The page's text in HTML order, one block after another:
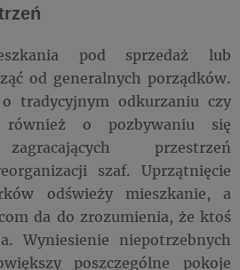
pod sprzedaż lub
od generalnych porządków.
tradycyjnym odkurzaniu czy
o pozbywaniu się
przestrzeń
szaf. Uprzątnięcie
odświeży mieszkanie, a
da do zrozumienia, że ktoś
Wyniesienie niepotrzebnych
poszczególne pokoje